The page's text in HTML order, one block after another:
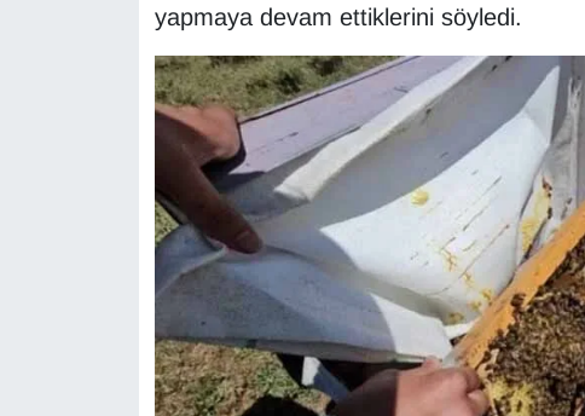
yapmaya devam ettiklerini söyledi.
TEKNOLOJİ
VAN'DA SPOR